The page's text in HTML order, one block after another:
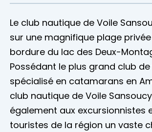
Le club nautique de Voile
sur une magnifique plage
bordure du lac des Deux-
Possédant le plus grand club
spécialisé en catamarans en
club nautique de Voile
également aux excursionnistes
touristes de la région un vaste